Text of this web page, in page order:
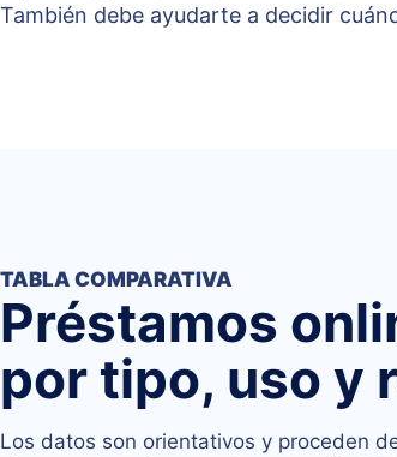
También debe ayudarte a decidir
TABLA COMPARATIVA
Préstamos
por tipo, uso y
Los datos son orientativos y proceden